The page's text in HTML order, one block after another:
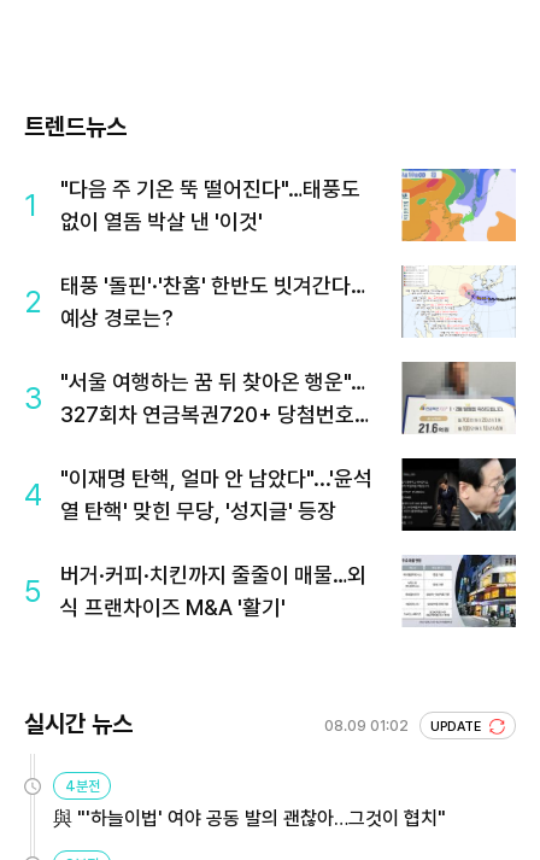
트렌드뉴스
1
"다음 주 기온 뚝 떨어진다"…태풍도
없이 열돔 박살 낸 '이것'
2
태풍 '돌핀'·'찬홈' 한반도 빗겨간다…
예상 경로는?
3
"서울 여행하는 꿈 뒤 찾아온 행운"…
327회차 연금복권720+ 당첨번호조
4
"이재명 탄핵, 얼마 안 남았다"...'윤석
열 탄핵' 맞힌 무당, '성지글' 등장
5
버거·커피·치킨까지 줄줄이 매물…외
식 프랜차이즈 M&A '활기'
실시간 뉴스 08.09 01:02 UPDATE
4분전
與 "'하늘이법' 여야 공동 발의 괜찮아…그것이 협치"